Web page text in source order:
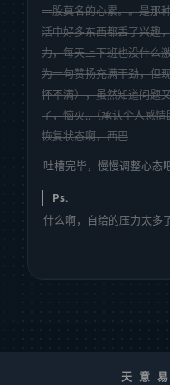
一股莫名的心累。。是那
活中好多东西都丢了兴趣
力，每天上下班也没什么
为一句赞扬充满干劲，但
怀不满），虽然知道问题
了，恼火..（承认个人感
恢复状态啊，西巴
吐槽完毕，慢慢调整心态吧
Ps.
什么啊，自给的压力太多
天意